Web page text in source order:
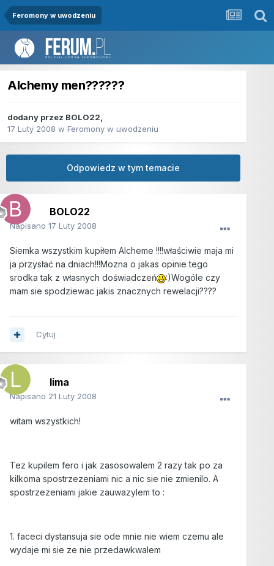
Feromony w uwodzeniu
Alchemy men??????
dodany przez BOLO22,
17 Luty 2008 w Feromony w uwodzeniu
Odpowiedz w tym temacie
BOLO22
Napisano 17 Luty 2008
Siemka wszystkim kupiłem Alcheme !!!!właściwie maja mi
ja przysłać na dniach!!!Mozna o jakas opinie tego
srodka tak z własnych doświadczeń
:)Wogóle czy
mam sie spodziewac jakis znacznych rewelacji????
Cytuj
lima
Napisano 21 Luty 2008
witam wszystkich!
Tez kupilem fero i jak zasosowalem 2 razy tak po za
kilkoma spostrzezeniami nic a nic sie nie zmienilo. A
spostrzezeniami jakie zauwazylem to :
1. faceci dystansuja sie ode mnie nie wiem czemu ale
wydaje mi sie ze nie przedawkwalem